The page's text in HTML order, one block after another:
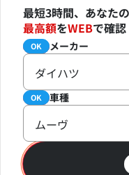
最短3時間、あなた
最高額をWEBで確認
必須 メーカー
OK
ダイハツ
必須 車種
OK
ムーヴ